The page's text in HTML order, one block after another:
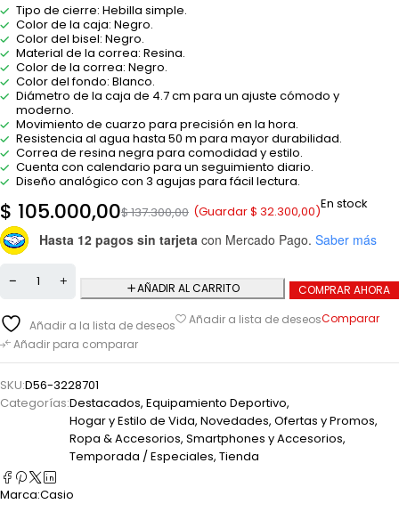
Tipo de cierre: Hebilla simple.
Color de la caja: Negro.
Color del bisel: Negro.
Material de la correa: Resina.
Color de la correa: Negro.
Color del fondo: Blanco.
Diámetro de la caja de 4.7 cm para un ajuste cómodo y
moderno.
Movimiento de cuarzo para precisión en la hora.
Resistencia al agua hasta 50 m para mayor durabilidad.
Correa de resina negra para comodidad y estilo.
Cuenta con calendario para un seguimiento diario.
Diseño analógico con 3 agujas para fácil lectura.
$137.300,00
$ 105.000,00 (Guardar$ 32.300,00)En stock
Hasta 12 pagos sin tarjeta con Mercado Pago. Saber más
AÑADIR AL CARRITO COMPRAR AHORA
Añadir a la lista de deseos Añadir a lista de deseosComparar
Añadir para comparar
SKU:D56-3228701
Categorías:Destacados, Equipamiento Deportivo,
Hogar y Estilo de Vida, Novedades, Ofertas y Promos,
Ropa & Accesorios, Smartphones y Accesorios,
Temporada / Especiales, Tienda
Marca:Casio